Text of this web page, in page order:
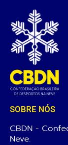
SOBRE NÓS
CBDN -
Neve.